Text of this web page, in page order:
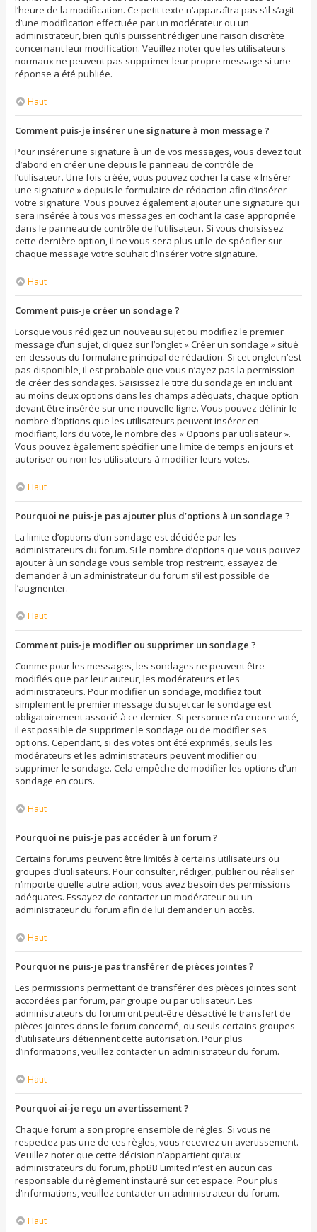
l’heure de la modification. Ce petit texte n’apparaîtra pas s’il s’agit
d’une modification effectuée par un modérateur ou un
administrateur, bien qu’ils puissent rédiger une raison discrète
concernant leur modification. Veuillez noter que les utilisateurs
normaux ne peuvent pas supprimer leur propre message si une
réponse a été publiée.
Haut
Comment puis-je insérer une signature à mon message ?
Pour insérer une signature à un de vos messages, vous devez tout
d’abord en créer une depuis le panneau de contrôle de
l’utilisateur. Une fois créée, vous pouvez cocher la case « Insérer
une signature » depuis le formulaire de rédaction afin d’insérer
votre signature. Vous pouvez également ajouter une signature qui
sera insérée à tous vos messages en cochant la case appropriée
dans le panneau de contrôle de l’utilisateur. Si vous choisissez
cette dernière option, il ne vous sera plus utile de spécifier sur
chaque message votre souhait d’insérer votre signature.
Haut
Comment puis-je créer un sondage ?
Lorsque vous rédigez un nouveau sujet ou modifiez le premier
message d’un sujet, cliquez sur l’onglet « Créer un sondage » situé
en-dessous du formulaire principal de rédaction. Si cet onglet n’est
pas disponible, il est probable que vous n’ayez pas la permission
de créer des sondages. Saisissez le titre du sondage en incluant
au moins deux options dans les champs adéquats, chaque option
devant être insérée sur une nouvelle ligne. Vous pouvez définir le
nombre d’options que les utilisateurs peuvent insérer en
modifiant, lors du vote, le nombre des « Options par utilisateur ».
Vous pouvez également spécifier une limite de temps en jours et
autoriser ou non les utilisateurs à modifier leurs votes.
Haut
Pourquoi ne puis-je pas ajouter plus d’options à un sondage ?
La limite d’options d’un sondage est décidée par les
administrateurs du forum. Si le nombre d’options que vous pouvez
ajouter à un sondage vous semble trop restreint, essayez de
demander à un administrateur du forum s’il est possible de
l’augmenter.
Haut
Comment puis-je modifier ou supprimer un sondage ?
Comme pour les messages, les sondages ne peuvent être
modifiés que par leur auteur, les modérateurs et les
administrateurs. Pour modifier un sondage, modifiez tout
simplement le premier message du sujet car le sondage est
obligatoirement associé à ce dernier. Si personne n’a encore voté,
il est possible de supprimer le sondage ou de modifier ses
options. Cependant, si des votes ont été exprimés, seuls les
modérateurs et les administrateurs peuvent modifier ou
supprimer le sondage. Cela empêche de modifier les options d’un
sondage en cours.
Haut
Pourquoi ne puis-je pas accéder à un forum ?
Certains forums peuvent être limités à certains utilisateurs ou
groupes d’utilisateurs. Pour consulter, rédiger, publier ou réaliser
n’importe quelle autre action, vous avez besoin des permissions
adéquates. Essayez de contacter un modérateur ou un
administrateur du forum afin de lui demander un accès.
Haut
Pourquoi ne puis-je pas transférer de pièces jointes ?
Les permissions permettant de transférer des pièces jointes sont
accordées par forum, par groupe ou par utilisateur. Les
administrateurs du forum ont peut-être désactivé le transfert de
pièces jointes dans le forum concerné, ou seuls certains groupes
d’utilisateurs détiennent cette autorisation. Pour plus
d’informations, veuillez contacter un administrateur du forum.
Haut
Pourquoi ai-je reçu un avertissement ?
Chaque forum a son propre ensemble de règles. Si vous ne
respectez pas une de ces règles, vous recevrez un avertissement.
Veuillez noter que cette décision n’appartient qu’aux
administrateurs du forum, phpBB Limited n’est en aucun cas
responsable du règlement instauré sur cet espace. Pour plus
d’informations, veuillez contacter un administrateur du forum.
Haut